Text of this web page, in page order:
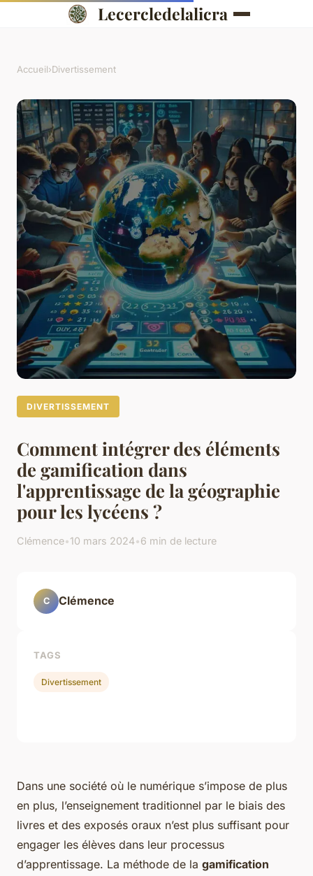
Lecercledelalicra
Accueil›Divertissement
DIVERTISSEMENT
Comment intégrer des éléments
de gamification dans
l'apprentissage de la géographie
pour les lycéens ?
Clémence•10 mars 2024•6 min de lecture
Dans une société où le numérique s’impose de plus
en plus, l’enseignement traditionnel par le biais des
livres et des exposés oraux n’est plus suffisant pour
engager les élèves dans leur processus
d’apprentissage. La méthode de la gamification
C Clémence
TAGS
Divertissement